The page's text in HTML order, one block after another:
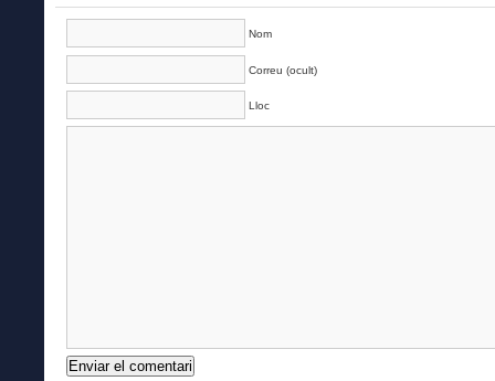
Nom
Correu (ocult)
Lloc